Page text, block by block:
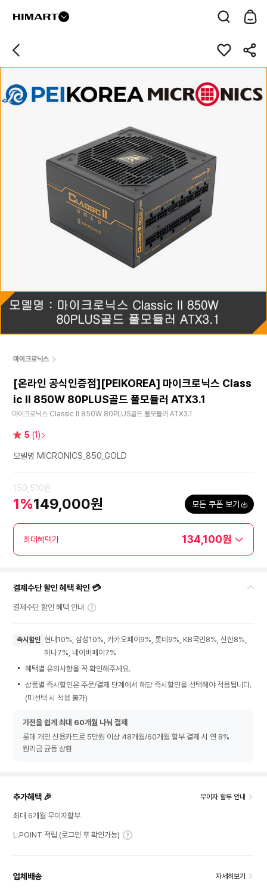
마이크로닉스
[온라인 공식인증점][PEIKOREA] 마이크로닉스 Class
ic II 850W 80PLUS골드 풀모듈러 ATX3.1
마이크로닉스 Classic II 850W 80PLUS골드 풀모듈러 ATX3.1
별 5 (1)
모델명 MICRONICS_850_GOLD
150,510원
1%149,000원 모든 쿠폰 보기
최대혜택가 134,100원
결제수단 할인 혜택 확인 💳
결제수단 할인 혜택 안내
즉시할인 현대10%, 삼성10%, 카카오페이9%, 롯데9%, KB국민8%, 신한8%,
하나7%, 네이버페이7%
혜택별 유의사항을 꼭 확인해주세요.
상품별 즉시할인은 주문/결제 단계에서 해당 즉시할인을 선택해야 적용됩니다.
(미선택 시 적용 불가)
가전을 쉽게 최대 60개월 나눠 결제
롯데 개인 신용카드로 5만원 이상 48개월/60개월 할부 결제 시 연 8%
원리금 균등 상환
추가혜택 🎉 무이자 할부 안내
최대 6개월 무이자할부
L.POINT 적립 (로그인 후 확인가능)
업체배송 자세히보기